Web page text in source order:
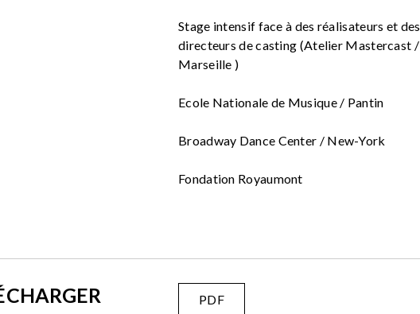
Stage intensif face à des réalisateurs et des
directeurs de casting (Atelier Mastercast /
Marseille )
Ecole Nationale de Musique / Pantin
Broadway Dance Center / New-York
Fondation Royaumont
PDF